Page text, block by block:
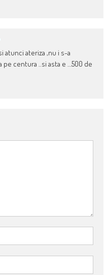
atunci ateriza ,nu i s-a
pe centura ..si asta e …500 de